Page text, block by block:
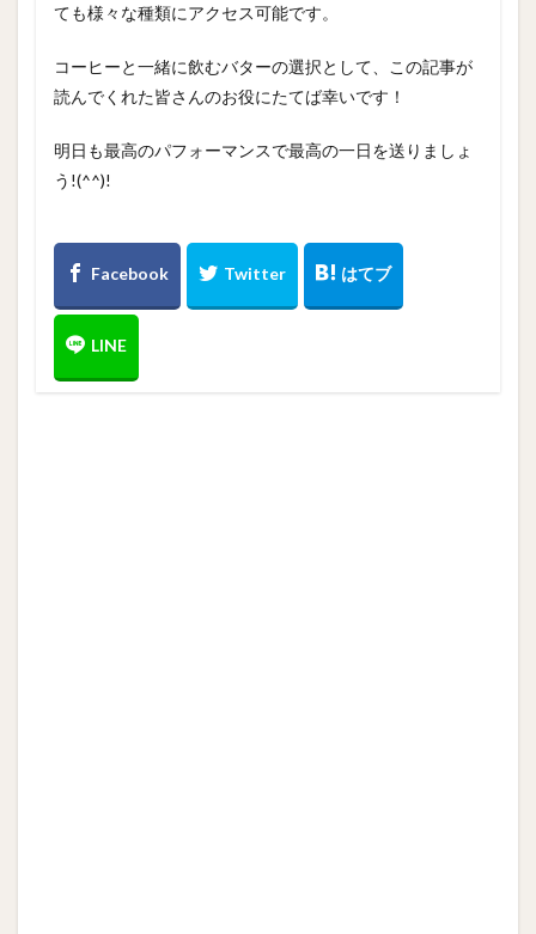
ても様々な種類にアクセス可能です。
コーヒーと一緒に飲むバターの選択として、この記事が
読んでくれた皆さんのお役にたてば幸いです！
明日も最高のパフォーマンスで最高の一日を送りましょ
う!(^^)!